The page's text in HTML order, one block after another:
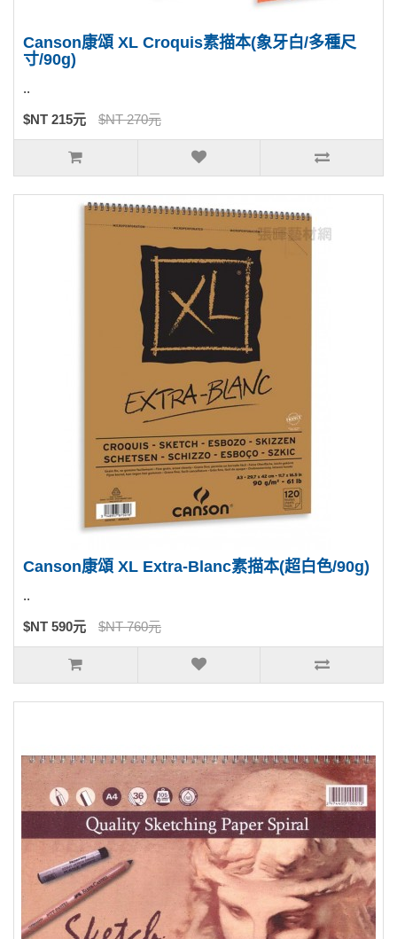
Canson康頌 XL Croquis素描本(象牙白/多種尺
寸/90g)
..
$NT 215元 $NT 270元
Canson康頌 XL Extra-Blanc素描本(超白色/90g)
..
$NT 590元 $NT 760元